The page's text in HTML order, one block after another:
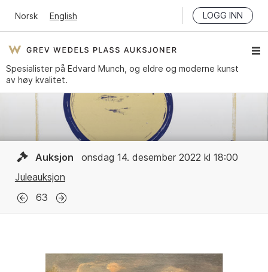
Norsk English LOGG INN
Spesialister på Edvard Munch, og eldre og moderne kunst
av høy kvalitet.
Auksjon
onsdag 14. desember 2022 kl 18:00
Juleauksjon
63